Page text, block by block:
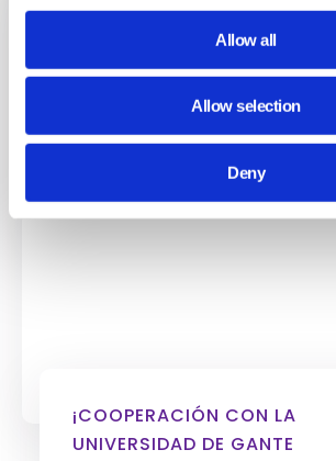
Allow all
Allow selection
Deny
¡COOPERACIÓN CON LA
UNIVERSIDAD DE GANTE